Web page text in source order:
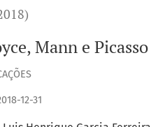
Mann e Picasso
12-31